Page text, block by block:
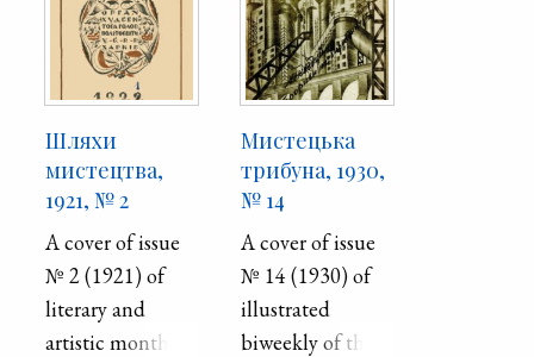
Шляхи
мистецтва,
1921, № 2
A cover of issue
№ 2 (1921) of
literary and
artistic monthly
Мистецька
трибуна, 1930,
№ 14
A cover of issue
№ 14 (1930) of
illustrated
biweekly of the